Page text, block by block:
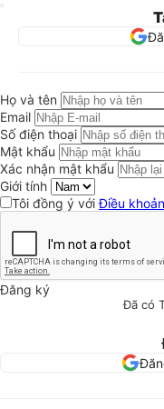
Họ và tên
Email
Số điện thoại
Mật khẩu
Xác nhận mật khẩu
Giới tính
Tôi đồng ý vớiĐiều
Đăng ký
Đã có